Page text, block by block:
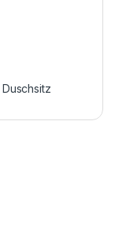
Duschsitz